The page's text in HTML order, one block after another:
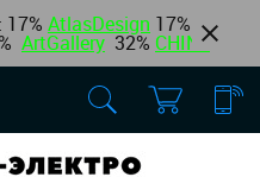
AtlasDesign 17%
ArtGallery 32% CHINT